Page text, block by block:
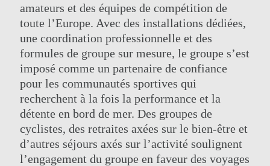
amateurs et des équipes de compétition de
toute l’Europe. Avec des installations dédiées,
une coordination professionnelle et des
formules de groupe sur mesure, le groupe s’est
imposé comme un partenaire de confiance
pour les communautés sportives qui
recherchent à la fois la performance et la
détente en bord de mer. Des groupes de
cyclistes, des retraites axées sur le bien-être et
d’autres séjours axés sur l’activité soulignent
l’engagement du groupe en faveur des voyages